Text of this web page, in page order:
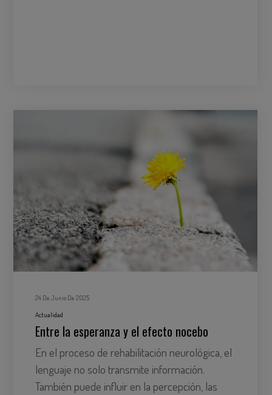
24 De Junio De 2025
Actualidad
Entre la esperanza y el efecto nocebo
En el proceso de rehabilitación neurológica, el
lenguaje no solo transmite información.
También puede influir en la percepción, las